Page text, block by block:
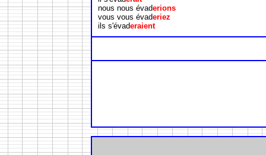
nous nous évaderions
vous vous évaderiez
ils s'évaderaient